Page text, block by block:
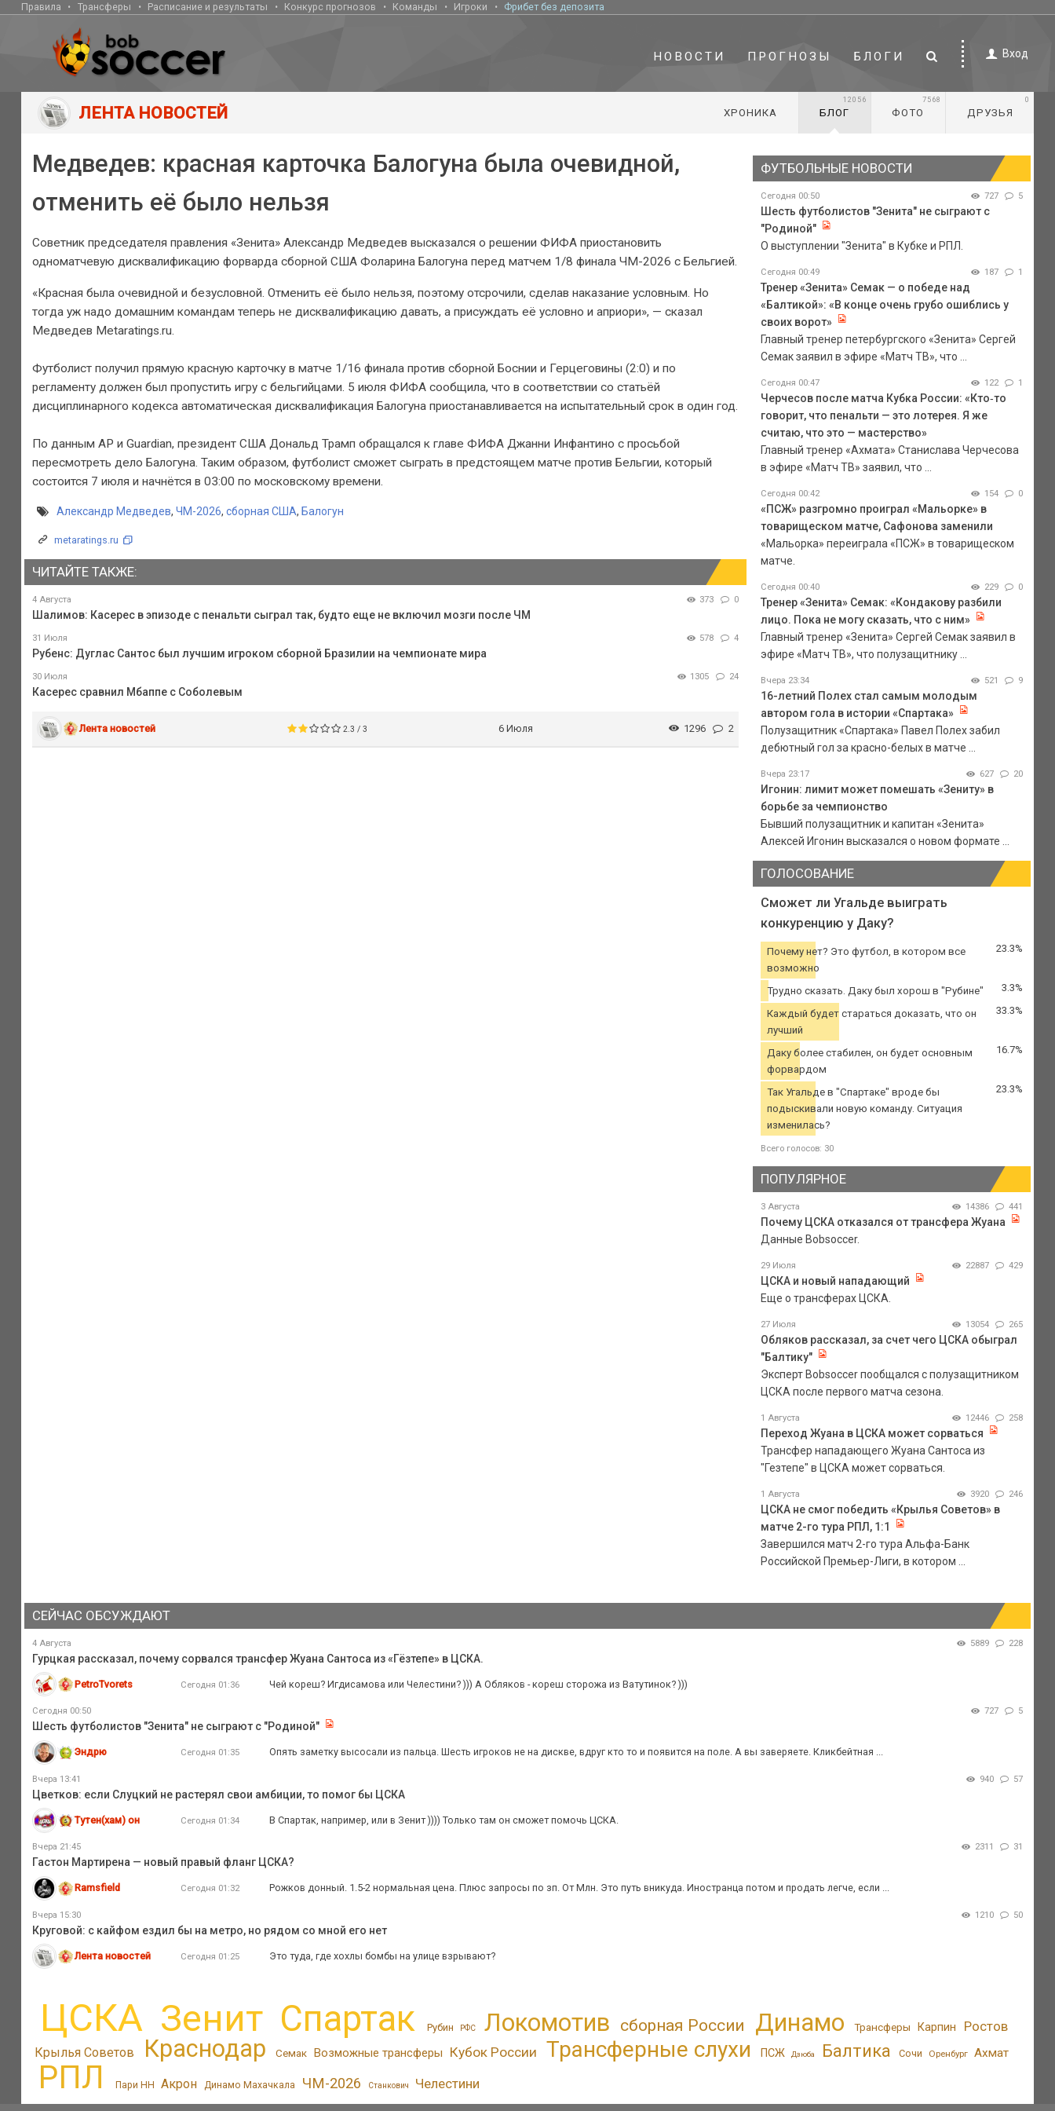
Правила Трансферы Расписание и результаты Конкурс прогнозов Команды Игроки Фрибет без депозита
НОВОСТИ ПРОГНОЗЫ БЛОГИ Вход
ЛЕНТА НОВОСТЕЙ ХРОНИКА БЛОГ
12056
ФОТО
7568
ДРУЗЬЯ
0
Медведев: красная карточка Балогуна была очевидной,
отменить её было нельзя
Советник председателя правления «Зенита» Александр Медведев высказался о решении ФИФА приостановить
одноматчевую дисквалификацию форварда сборной США Фоларина Балогуна перед матчем 1/8 финала ЧМ-2026 с Бельгией.
«Красная была очевидной и безусловной. Отменить её было нельзя, поэтому отсрочили, сделав наказание условным. Но
тогда уж надо домашним командам теперь не дисквалификацию давать, а присуждать её условно и априори», — сказал
Медведев Metaratings.ru.
Футболист получил прямую красную карточку в матче 1/16 финала против сборной Боснии и Герцеговины (2:0) и по
регламенту должен был пропустить игру с бельгийцами. 5 июля ФИФА сообщила, что в соответствии со статьёй
дисциплинарного кодекса автоматическая дисквалификация Балогуна приостанавливается на испытательный срок в один год.
По данным AP и Guardian, президент США Дональд Трамп обращался к главе ФИФА Джанни Инфантино с просьбой
пересмотреть дело Балогуна. Таким образом, футболист сможет сыграть в предстоящем матче против Бельгии, который
состоится 7 июля и начнётся в 03:00 по московскому времени.
Александр Медведев, ЧМ-2026, сборная США, Балогун
metaratings.ru
ЧИТАЙТЕ ТАКЖЕ:
4 Августа 373 0
Шалимов: Касерес в эпизоде с пенальти сыграл так, будто еще не включил мозги после ЧМ
31 Июля 578 4
Рубенс: Дуглас Сантос был лучшим игроком сборной Бразилии на чемпионате мира
30 Июля 1305 24
Касерес сравнил Мбаппе с Соболевым
Лента новостей 2.3 / 3 6 Июля 1296 2
ФУТБОЛЬНЫЕ НОВОСТИ
Сегодня 00:50 727 5
Шесть футболистов "Зенита" не сыграют с
"Родиной"
О выступлении "Зенита" в Кубке и РПЛ.
Сегодня 00:49 187 1
Тренер «Зенита» Семак — о победе над
«Балтикой»: «В конце очень грубо ошиблись у
своих ворот»
Главный тренер петербургского «Зенита» Сергей
Семак заявил в эфире «Матч ТВ», что ...
Сегодня 00:47 122 1
Черчесов после матча Кубка России: «Кто‑то
говорит, что пенальти — это лотерея. Я же
считаю, что это — мастерство»
Главный тренер «Ахмата» Станислава Черчесова
в эфире «Матч ТВ» заявил, что ...
Сегодня 00:42 154 0
«ПСЖ» разгромно проиграл «Мальорке» в
товарищеском матче, Сафонова заменили
«Мальорка» переиграла «ПСЖ» в товарищеском
матче.
Сегодня 00:40 229 0
Тренер «Зенита» Семак: «Кондакову разбили
лицо. Пока не могу сказать, что с ним»
Главный тренер «Зенита» Сергей Семак заявил в
эфире «Матч ТВ», что полузащитнику ...
Вчера 23:34 521 9
16-летний Полех стал самым молодым
автором гола в истории «Спартака»
Полузащитник «Спартака» Павел Полех забил
дебютный гол за красно-белых в матче ...
Вчера 23:17 627 20
Игонин: лимит может помешать «Зениту» в
борьбе за чемпионство
Бывший полузащитник и капитан «Зенита»
Алексей Игонин высказался о новом формате ...
ГОЛОСОВАНИЕ
Сможет ли Угальде выиграть
конкуренцию у Даку?
Почему нет? Это футбол, в котором все
возможно
23.3%
Трудно сказать. Даку был хорош в "Рубине" 3.3%
Каждый будет стараться доказать, что он
лучший
33.3%
Даку более стабилен, он будет основным
форвардом
16.7%
Так Угальде в "Спартаке" вроде бы
подыскивали новую команду. Ситуация
изменилась?
23.3%
Всего голосов: 30
ПОПУЛЯРНОЕ
3 Августа 14386 441
Почему ЦСКА отказался от трансфера Жуана
Данные Bobsoccer.
29 Июля 22887 429
ЦСКА и новый нападающий
Еще о трансферах ЦСКА.
27 Июля 13054 265
Обляков рассказал, за счет чего ЦСКА обыграл
"Балтику"
Эксперт Bobsoccer пообщался с полузащитником
ЦСКА после первого матча сезона.
1 Августа 12446 258
Переход Жуана в ЦСКА может сорваться
Трансфер нападающего Жуана Сантоса из
"Гезтепе" в ЦСКА может сорваться.
1 Августа 3920 246
ЦСКА не смог победить «Крылья Советов» в
матче 2-го тура РПЛ, 1:1
Завершился матч 2-го тура Альфа-Банк
Российской Премьер-Лиги, в котором ...
СЕЙЧАС ОБСУЖДАЮТ
4 Августа 5889 228
Гурцкая рассказал, почему сорвался трансфер Жуана Сантоса из «Гёзтепе» в ЦСКА.
PetroTvorets Сегодня 01:36 Чей кореш? Игдисамова или Челестини? ))) А Обляков - кореш сторожа из Ватутинок? )))
Сегодня 00:50 727 5
Шесть футболистов "Зенита" не сыграют с "Родиной"
Эндрю Сегодня 01:35 Опять заметку высосали из пальца. Шесть игроков не на дискве, вдруг кто то и появится на поле. А вы заверяете. Кликбейтная ...
Вчера 13:41 940 57
Цветков: если Слуцкий не растерял свои амбиции, то помог бы ЦСКА
Тутен(хам) он Сегодня 01:34 В Спартак, например, или в Зенит )))) Только там он сможет помочь ЦСКА.
Вчера 21:45 2311 31
Гастон Мартирена — новый правый фланг ЦСКА?
Ramsfield Сегодня 01:32 Рожков донный. 1.5-2 нормальная цена. Плюс запросы по зп. От Млн. Это путь вникуда. Иностранца потом и продать легче, если ...
Вчера 15:30 1210 50
Круговой: с кайфом ездил бы на метро, но рядом со мной его нет
Лента новостей Сегодня 01:25 Это туда, где хохлы бомбы на улице взрывают?
ЦСКА Зенит Спартак Рубин РФС Локомотив сборная России Динамо Трансферы Карпин Ростов
Крылья Советов Краснодар Семак Возможные трансферы Кубок России Трансферные слухи ПСЖ Дзюба Балтика Сочи Оренбург Ахмат
РПЛ Пари НН Акрон Динамо Махачкала ЧМ-2026 Станкович Челестини